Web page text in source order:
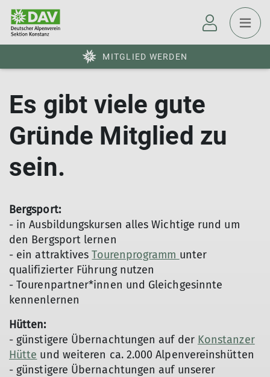
MITGLIED WERDEN
Es gibt viele gute
Gründe Mitglied zu
sein.
Bergsport:
- in Ausbildungskursen alles Wichtige rund um
den Bergsport lernen
- ein attraktivesTourenprogramm unter
qualifizierter Führung nutzen
- Tourenpartner*innen und Gleichgesinnte
kennenlernen
Hütten:
- günstigere Übernachtungen auf der Konstanzer
Hütte und weiteren ca. 2.000 Alpenvereinshütten
- günstigere Übernachtungen auf unserer